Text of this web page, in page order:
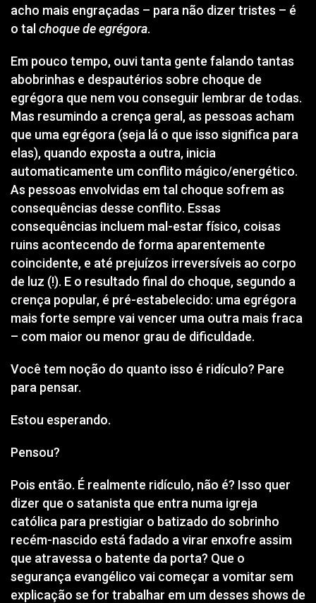
acho mais engraçadas – para não dizer tristes – é
o talchoque de egrégora.
Em pouco tempo, ouvi tanta gente falando tantas
abobrinhas e despautérios sobre choque de
egrégora que nem vou conseguir lembrar de todas.
Mas resumindo a crença geral, as pessoas acham
que uma egrégora (seja lá o que isso significa para
elas), quando exposta a outra, inicia
automaticamente um conflito mágico/energético.
As pessoas envolvidas em tal choque sofrem as
consequências desse conflito. Essas
consequências incluem mal-estar físico, coisas
ruins acontecendo de forma aparentemente
coincidente, e até prejuízos irreversíveis ao corpo
de luz (!). E o resultado final do choque, segundo a
crença popular, é pré-estabelecido: uma egrégora
mais forte sempre vai vencer uma outra mais fraca
– com maior ou menor grau de dificuldade.
Você tem noção do quanto isso é ridículo? Pare
para pensar.
Estou esperando.
Pensou?
Pois então. É realmente ridículo, não é? Isso quer
dizer que o satanista que entra numa igreja
católica para prestigiar o batizado do sobrinho
recém-nascido está fadado a virar enxofre assim
que atravessa o batente da porta? Que o
segurança evangélico vai começar a vomitar sem
explicação se for trabalhar em um desses shows de